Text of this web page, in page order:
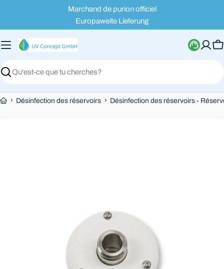
contenu
Marchand de purion officiel
Europaweite Lieferung
Recherche
› Désinfection des réservoirs › Désinfection des réservoirs -
le média 1 en mode modal